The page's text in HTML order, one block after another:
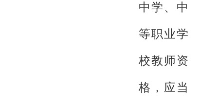
中学、中
等职业学
校教师资
格，应当